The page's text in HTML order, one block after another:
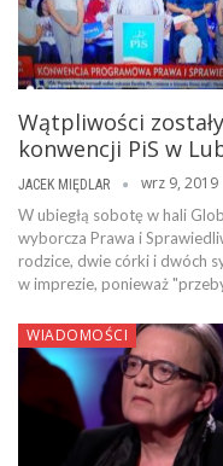
Wątpliwości
konwencji PiS w
JACEK MIĘDLAR wrz 9, 2019
W ubiegłą sobotę w hali
wyborcza Prawa i
rodzice, dwie córki i dwóch
w imprezie, ponieważ
WIADOMOŚCI